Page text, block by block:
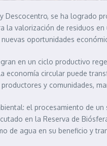
Descocentro, se ha
valorización de residuos
oportunidades
en un ciclo productivo
circular puede
y comunidades,
el procesamiento de
en la Reserva de
de agua en su beneficio y